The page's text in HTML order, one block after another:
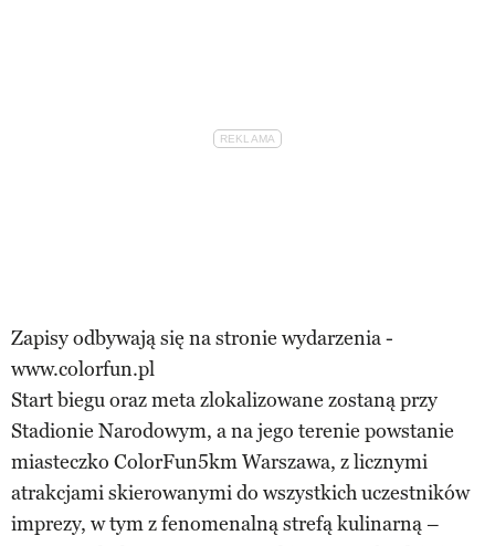
Zapisy odbywają się na stronie wydarzenia -
www.colorfun.pl
Start biegu oraz meta zlokalizowane zostaną przy
Stadionie Narodowym, a na jego terenie powstanie
miasteczko ColorFun5km Warszawa, z licznymi
atrakcjami skierowanymi do wszystkich uczestników
imprezy, w tym z fenomenalną strefą kulinarną –